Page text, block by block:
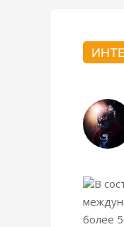
В
более